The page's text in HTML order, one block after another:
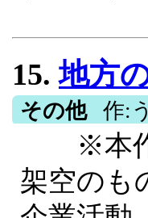
高値の「
実に約2
赤字ロー
た南越
地方鉄道, AI
る。 寄
生へ。
てくる。
うもな
結】やっ
15.地方の
その他 作:
※本作
架空のも